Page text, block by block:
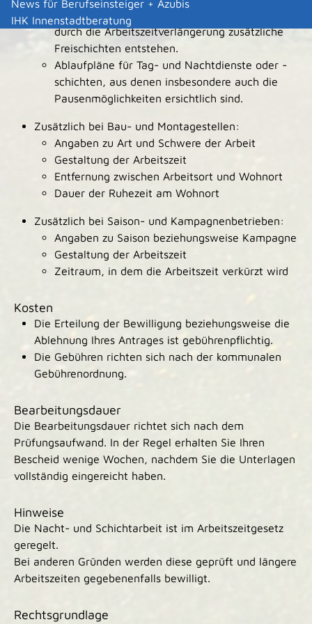
News für Berufseinsteiger + Azubis
IHK Innenstadtberatung
Dienst- oder Schichtpläne, die belegen, dass
durch die Arbeitszeitverlängerung zusätzliche
Freischichten entstehen.
Ablaufpläne für Tag- und Nachtdienste oder -
schichten, aus denen insbesondere auch die
Pausenmöglichkeiten ersichtlich sind.
Zusätzlich bei Bau- und Montagestellen:
Angaben zu Art und Schwere der Arbeit
Gestaltung der Arbeitszeit
Entfernung zwischen Arbeitsort und Wohnort
Dauer der Ruhezeit am Wohnort
Zusätzlich bei Saison- und Kampagnenbetrieben:
Angaben zu Saison beziehungsweise Kampagne
Gestaltung der Arbeitszeit
Zeitraum, in dem die Arbeitszeit verkürzt wird
Kosten
Die Erteilung der Bewilligung beziehungsweise die
Ablehnung Ihres Antrages ist gebührenpflichtig.
Die Gebühren richten sich nach der kommunalen
Gebührenordnung.
Bearbeitungsdauer
Die Bearbeitungsdauer richtet sich nach dem
Prüfungsaufwand. In der Regel erhalten Sie Ihren
Bescheid wenige Wochen, nachdem Sie die Unterlagen
vollständig eingereicht haben.
Hinweise
Die Nacht- und Schichtarbeit ist im Arbeitszeitgesetz
geregelt.
Bei anderen Gründen werden diese geprüft und längere
Arbeitszeiten gegebenenfalls bewilligt.
Rechtsgrundlage